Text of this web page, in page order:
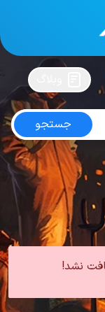
!
جستجو
امتیاز5 از5| از100 کاربر
نشد!